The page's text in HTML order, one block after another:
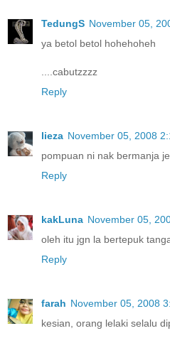
TedungS November 05,
ya betol betol hohehoheh
....cabutzzzz
Reply
lieza November 05, 2008
pompuan ni nak bermanja
Reply
kakLuna November 05,
oleh itu jgn la bertepuk
Reply
farah November 05, 2008
kesian, orang lelaki selalu